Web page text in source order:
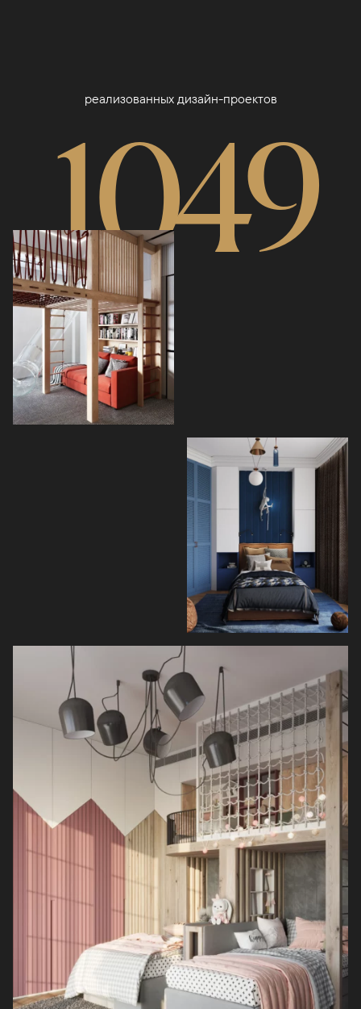
реализованных дизайн-проектов
1049